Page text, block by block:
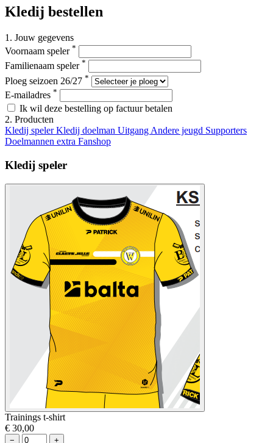
Kledij bestellen
1. Jouw gegevens
Voornaam speler *
Familienaam speler *
Ploeg seizoen 26/27 *
E-mailadres *
Ik wil deze bestelling op factuur betalen
2. Producten
Kledij spelerKledij doelman Uitgang Andere jeugd Supporters
Doelmannen extra Fanshop
Kledij speler
Trainings t-shirt
€ 30,00
− +